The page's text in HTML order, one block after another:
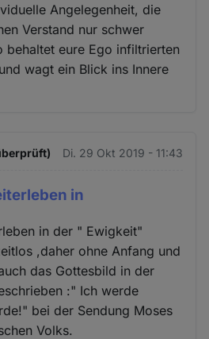
Angelegenheit, die
Verstand nur schwer
behaltet eure Ego infiltrierten
wagt ein Blick ins Innere
Di. 29 Okt 2019 - 11:43
in
in der " Ewigkeit"
,daher ohne Anfang und
das Gottesbild in der
:" Ich werde
bei der Sendung Moses
Volks.